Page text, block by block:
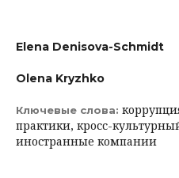
Elena Denisova-Schmidt
Olena Kryzhko
Ключевые слова:
практики, кросс-
иностранные компании